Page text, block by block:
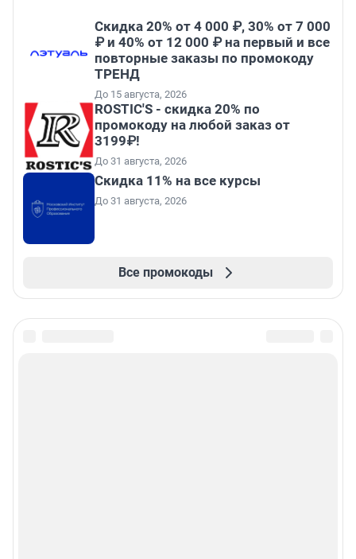
Скидка 20% от 4 000 ₽, 30% от 7 000
₽ и 40% от 12 000 ₽ на первый и все
повторные заказы по промокоду
ТРЕНД
До 15 августа, 2026
ROSTIC'S - скидка 20% по
промокоду на любой заказ от
3199₽!
До 31 августа, 2026
Скидка 11% на все курсы
До 31 августа, 2026
Все промокоды